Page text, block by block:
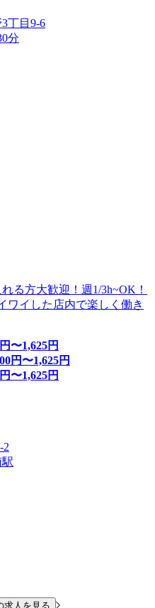
丁目9-6
分
る方大歓迎！週1/3h~OK！
ワイした店内で楽しく働き
円〜1,625円
円〜1,625円
円〜1,625円
2
求人を見る